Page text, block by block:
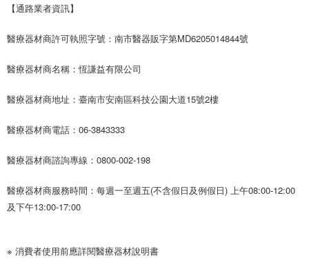
【通路業者資訊】
醫療器材商許可執照字號：南市醫器販字第MD6205014844號
醫療器材商名稱：恆謙益有限公司
醫療器材商地址：臺南市安南區科技公園大道15號2樓
醫療器材商電話：06-3843333
醫療器材商諮詢專線：0800-002-198
醫療器材商服務時間：每週一至週五(不含假日及例假日) 上午08:00-12:00
及下午13:00-17:00
※ 消費者使用前應詳閱醫療器材說明書